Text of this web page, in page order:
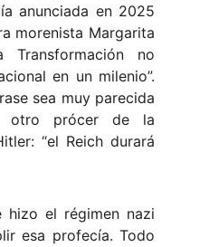
anunciada en 2025
morenista Margarita
Transformación no
en un milenio”.
sea muy parecida
otro prócer de la
“el Reich durará
hizo el régimen nazi
esa profecía. Todo